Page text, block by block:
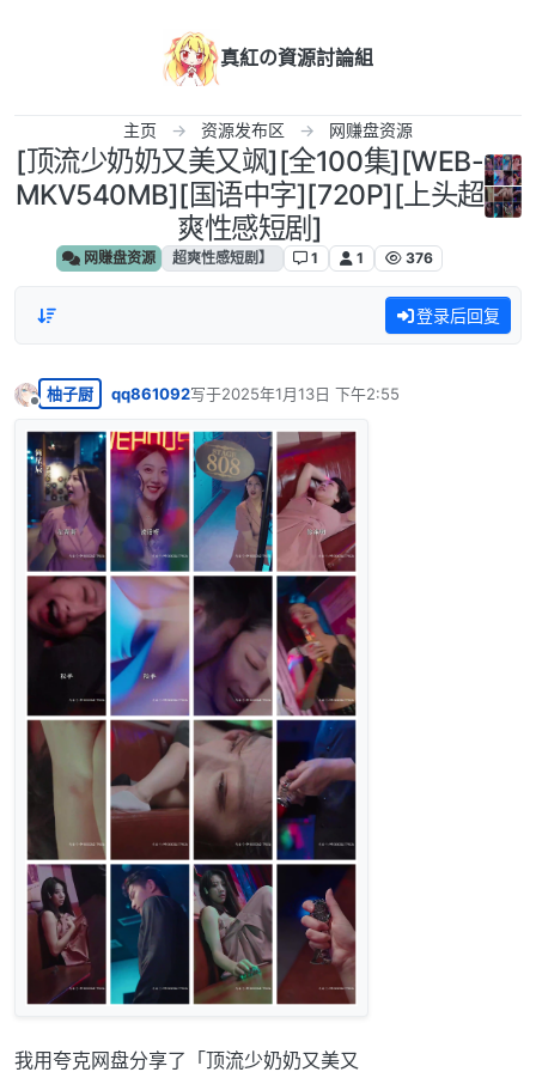
真紅の資源討論組
主页 资源发布区 网赚盘资源
[顶流少奶奶又美又飒][全100集][WEB-
MKV540MB][国语中字][720P][上头超
爽性感短剧]
网赚盘资源 超爽性感短剧】 1 1 376
登录后回复
离线
柚子厨 qq861092写于2025年1月13日 下午2:55
最后由 编辑
我用夸克网盘分享了「顶流少奶奶又美又